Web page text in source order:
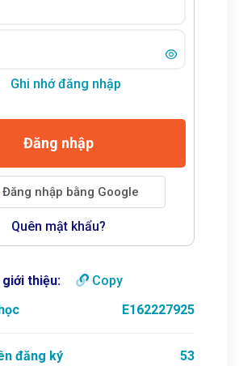
Ghi nhớ đăng nhập
Đăng nhập
Đăng nhập bằng Google
Quên mật khẩu?
giới thiệu:
Copy
E162227925
đăng ký 53